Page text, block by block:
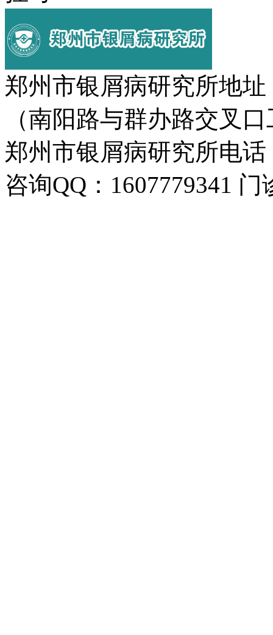
郑州市银屑病研究所地
（南阳路与群办路交叉
郑州市银屑病研究所电话
咨询QQ：1607779341